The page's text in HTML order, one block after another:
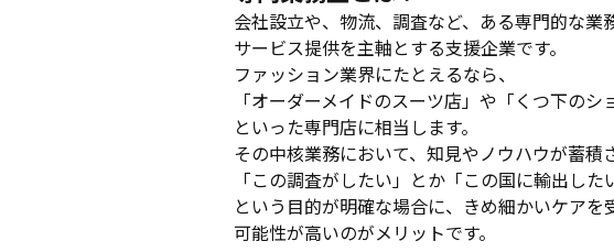
会社設立や、物流、調査など、ある専門的な業
サービス提供を主軸とする支援企業です。
ファッション業界にたとえるなら、
「オーダーメイドのスーツ店」や「くつ下のシ
といった専門店に相当します。
その中核業務において、知見やノウハウが蓄積
「この調査がしたい」とか「この国に輸出した
という目的が明確な場合に、きめ細かいケアを
可能性が高いのがメリットです。